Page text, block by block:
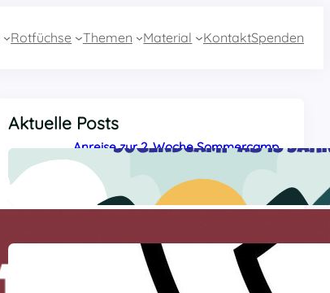
Rotfüchse Themen Material KontaktSpenden
Aktuelle Posts
Anreise zur 2. Woche Sommercamp
aus Essen mit dem Zug
27 Juli, 2026
Sommercamp-Hotline 2026
26 Juli, 2026